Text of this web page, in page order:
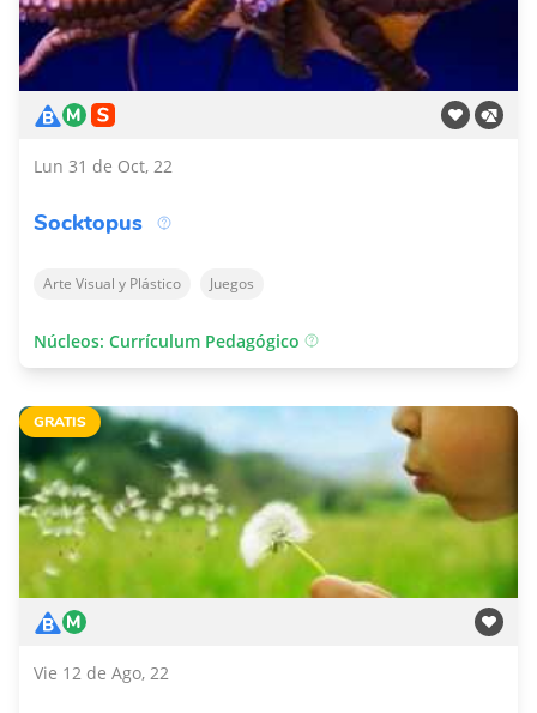
Lun 31 de Oct, 22
Socktopus
Arte Visual y Plástico Juegos
Núcleos: Currículum Pedagógico
GRATIS
Vie 12 de Ago, 22